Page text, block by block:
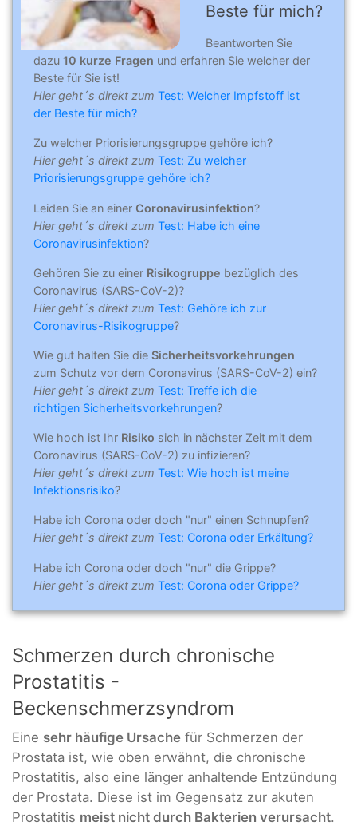
Beste für mich?
Beantworten Sie
dazu 10 kurze Fragen und erfahren Sie welcher der
Beste für Sie ist!
Hier geht´s direkt zum Test: Welcher Impfstoff ist
der Beste für mich?
Zu welcher Priorisierungsgruppe gehöre ich?
Hier geht´s direkt zum Test: Zu welcher
Priorisierungsgruppe gehöre ich?
Leiden Sie an einer Coronavirusinfektion?
Hier geht´s direkt zum Test: Habe ich eine
Coronavirusinfektion?
Gehören Sie zu einer Risikogruppe bezüglich des
Coronavirus (SARS-CoV-2)?
Hier geht´s direkt zum Test: Gehöre ich zur
Coronavirus-Risikogruppe?
Wie gut halten Sie die Sicherheitsvorkehrungen
zum Schutz vor dem Coronavirus (SARS-CoV-2) ein?
Hier geht´s direkt zum Test: Treffe ich die
richtigen Sicherheitsvorkehrungen?
Wie hoch ist Ihr Risiko sich in nächster Zeit mit dem
Coronavirus (SARS-CoV-2) zu infizieren?
Hier geht´s direkt zum Test: Wie hoch ist meine
Infektionsrisiko?
Habe ich Corona oder doch "nur" einen Schnupfen?
Hier geht´s direkt zum Test: Corona oder Erkältung?
Habe ich Corona oder doch "nur" die Grippe?
Hier geht´s direkt zum Test: Corona oder Grippe?
Schmerzen durch chronische
Prostatitis -
Beckenschmerzsyndrom
Eine sehr häufige Ursache für Schmerzen der
Prostata ist, wie oben erwähnt, die chronische
Prostatitis, also eine länger anhaltende Entzündung
der Prostata. Diese ist im Gegensatz zur akuten
Prostatitis meist nicht durch Bakterien verursacht.